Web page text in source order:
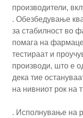
производители,
. Обезбедување
за стабилност во
помага на
тестираат и
производи, што е
дека тие
на нивниот рок на
. Исполнување на